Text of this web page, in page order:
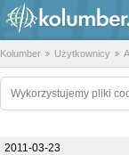
Kolumber Użytkownicy
Wykorzystujemy pliki
2011-03-23